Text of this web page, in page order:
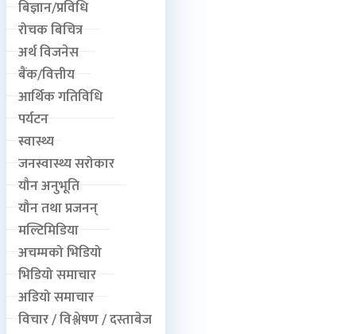
बिज्ञान/प्रविधि
रोचक बिचित्र
अर्थ विजनेस
बैंक/वित्तीय
आर्थिक गतिविधि
पर्यटन
स्वास्थ्य
जनस्वास्थ्य सरोकार
यौन अनुभूति
यौन तथा प्रजनन्
मल्टिमिडिया
अचम्मको भिडियो
भिडियो समाचार
अडियो समाचार
विचार / विश्लेषण / दस्ताबेज